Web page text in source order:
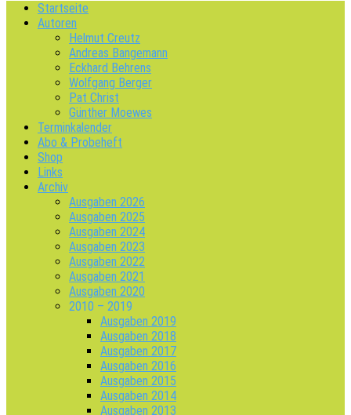
Startseite
Autoren
Helmut Creutz
Andreas Bangemann
Eckhard Behrens
Wolfgang Berger
Pat Christ
Günther Moewes
Terminkalender
Abo & Probeheft
Shop
Links
Archiv
Ausgaben 2026
Ausgaben 2025
Ausgaben 2024
Ausgaben 2023
Ausgaben 2022
Ausgaben 2021
Ausgaben 2020
2010 – 2019
Ausgaben 2019
Ausgaben 2018
Ausgaben 2017
Ausgaben 2016
Ausgaben 2015
Ausgaben 2014
Ausgaben 2013